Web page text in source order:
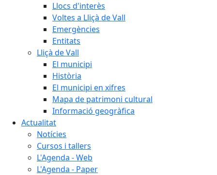
Llocs d'interès
Voltes a Lliçà de Vall
Emergències
Entitats
Lliçà de Vall
El municipi
Història
El municipi en xifres
Mapa de patrimoni cultural
Informació geogràfica
Actualitat
Notícies
Cursos i tallers
L'Agenda - Web
L'Agenda - Paper